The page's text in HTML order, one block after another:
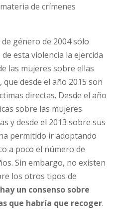
de crímenes
género de 2004 sólo
esta violencia la ejercida
las mujeres sobre ellas
desde el año 2015 son
directas. Desde el año
sobre las mujeres
y desde el 2013 sobre sus
permitido ir adoptando
a poco el número de
Sin embargo, no existen
los otros tipos de
un consenso sobre
que habría que recoger.